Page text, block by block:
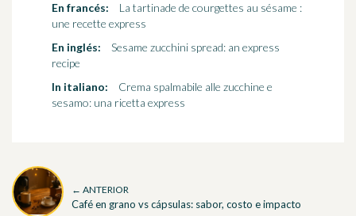
En francés:
La tartinade de courgettes au sésame :
une recette express
En inglés:
Sesame zucchini spread: an express
recipe
In italiano:
Crema spalmabile alle zucchine e
sesamo: una ricetta express
← ANTERIOR
Café en grano vs cápsulas: sabor, costo e impacto